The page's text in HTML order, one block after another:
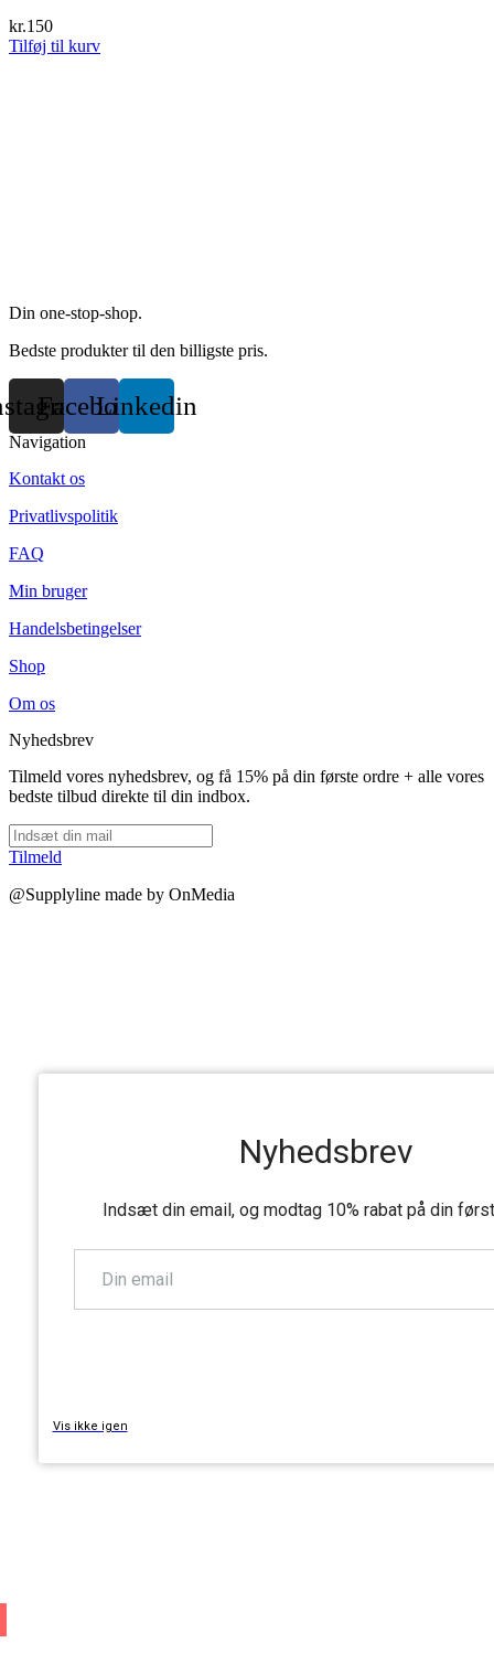
kr.150
Tilføj til kurv
Din one-stop-shop.
Bedste produkter til den billigste pris.
FacebookLinkedin
Navigation
Kontakt os
Privatlivspolitik
FAQ
Min bruger
Handelsbetingelser
Shop
Om os
Nyhedsbrev
Tilmeld vores nyhedsbrev, og få 15% på din første ordre + alle vores
bedste tilbud direkte til din indbox.
Tilmeld
@Supplyline made by OnMedia
Nyhedsbrev
Indsæt din email, og modtag 10% rabat på din
Vis ikke igen